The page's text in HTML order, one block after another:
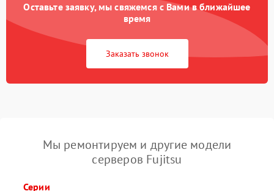
Оставьте заявку, мы свяжемся с Вами в ближайшее
время
Заказать звонок
Мы ремонтируем и другие модели
серверов Fujitsu
Серии